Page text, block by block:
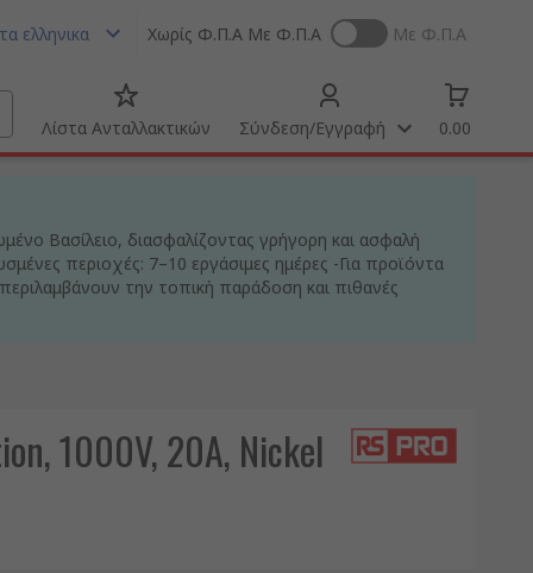
ελληνικα Χωρίς Φ.Π.Α Με Φ.Π.Α Με Φ.Π.Α
Λίστα Ανταλλακτικών Σύνδεση/Εγγραφή 0.00
Βασίλειο, διασφαλίζοντας γρήγορη και ασφαλή
περιοχές: 7–10 εργάσιμες ημέρες -Για προϊόντα
την τοπική παράδοση και πιθανές
1000V, 20A, Nickel